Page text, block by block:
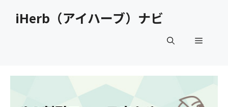
iHerb（アイハーブ）ナビ
メ